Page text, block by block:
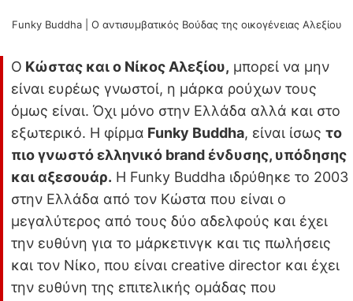
Funky Buddha | Ο αντισυμβατικός Βούδας της οικογένειας Αλεξίου
Ο Κώστας και ο Νίκος Αλεξίου, μπορεί να μην
είναι ευρέως γνωστοί, η μάρκα ρούχων τους
όμως είναι. Όχι μόνο στην Ελλάδα αλλά και στο
εξωτερικό. Η φίρμα Funky Buddha, είναι ίσως το
πιο γνωστό ελληνικό brand ένδυσης, υπόδησης
και αξεσουάρ. Η Funky Buddha ιδρύθηκε το 2003
στην Ελλάδα από τον Κώστα που είναι ο
μεγαλύτερος από τους δύο αδελφούς και έχει
την ευθύνη για το μάρκετινγκ και τις πωλήσεις
και τον Νίκο, που είναι creative director και έχει
την ευθύνη της επιτελικής ομάδας που